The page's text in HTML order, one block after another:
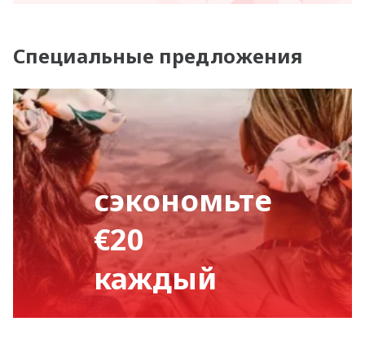
Специальные предложения
сэкономьте
€20
каждый